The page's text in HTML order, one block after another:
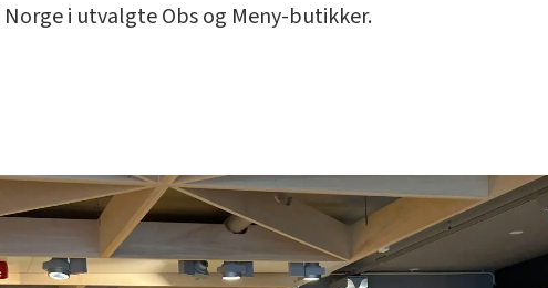
i utvalgte Obs og Meny-butikker.